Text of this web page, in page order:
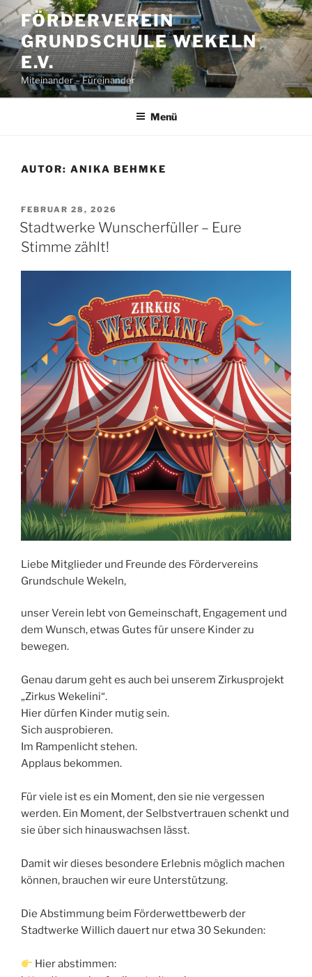
Zum
Inhalt
springen
FÖRDERVEREIN
GRUNDSCHULE WEKELN
E.V.
Miteinander – Füreinander
Menü
AUTOR: ANIKA BEHMKE
VERÖFFENTLICHT
AM
FEBRUAR 28, 2026
Stadtwerke Wunscherfüller – Eure
Stimme zählt!
Liebe Mitglieder und Freunde des Fördervereins
Grundschule Wekeln,
unser Verein lebt von Gemeinschaft, Engagement und
dem Wunsch, etwas Gutes für unsere Kinder zu
bewegen.
Genau darum geht es auch bei unserem Zirkusprojekt
„Zirkus Wekelini“.
Hier dürfen Kinder mutig sein.
Sich ausprobieren.
Im Rampenlicht stehen.
Applaus bekommen.
Für viele ist es ein Moment, den sie nie vergessen
werden. Ein Moment, der Selbstvertrauen schenkt und
sie über sich hinauswachsen lässt.
Damit wir dieses besondere Erlebnis möglich machen
können, brauchen wir eure Unterstützung.
Die Abstimmung beim Förderwettbewerb der
Stadtwerke Willich dauert nur etwa 30 Sekunden:
Hier abstimmen: